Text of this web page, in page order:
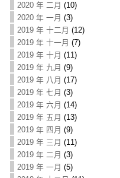
2020 年 二月 (10)
2020 年 一月 (3)
2019 年 十二月 (12)
2019 年 十一月 (7)
2019 年 十月 (11)
2019 年 九月 (9)
2019 年 八月 (17)
2019 年 七月 (3)
2019 年 六月 (14)
2019 年 五月 (13)
2019 年 四月 (9)
2019 年 三月 (11)
2019 年 二月 (3)
2019 年 一月 (5)